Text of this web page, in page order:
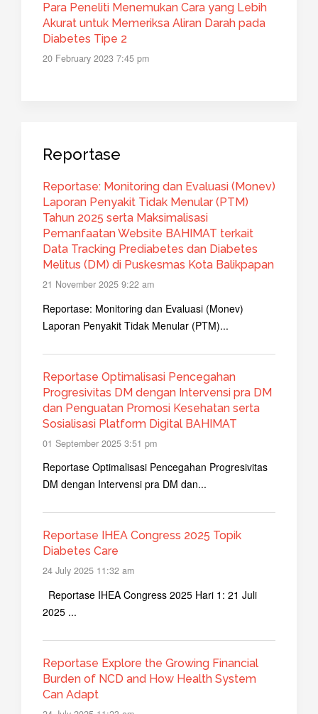
Para Peneliti Menemukan Cara yang Lebih
Akurat untuk Memeriksa Aliran Darah pada
Diabetes Tipe 2
20 February 2023 7:45 pm
Reportase
Reportase: Monitoring dan Evaluasi (Monev)
Laporan Penyakit Tidak Menular (PTM)
Tahun 2025 serta Maksimalisasi
Pemanfaatan Website BAHIMAT terkait
Data Tracking Prediabetes dan Diabetes
Melitus (DM) di Puskesmas Kota Balikpapan
21 November 2025 9:22 am
Reportase: Monitoring dan Evaluasi (Monev)
Laporan Penyakit Tidak Menular (PTM)...
Reportase Optimalisasi Pencegahan
Progresivitas DM dengan Intervensi pra DM
dan Penguatan Promosi Kesehatan serta
Sosialisasi Platform Digital BAHIMAT
01 September 2025 3:51 pm
Reportase Optimalisasi Pencegahan Progresivitas
DM dengan Intervensi pra DM dan...
Reportase IHEA Congress 2025 Topik
Diabetes Care
24 July 2025 11:32 am
Reportase IHEA Congress 2025 Hari 1: 21 Juli
2025 ...
Reportase Explore the Growing Financial
Burden of NCD and How Health System
Can Adapt